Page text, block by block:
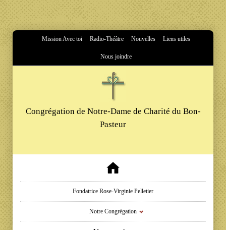
Mission Avec toi Radio-Théâtre Nouvelles Liens utiles
Nous joindre
Congrégation de Notre-Dame de Charité du Bon-
Pasteur
Fondatrice Rose-Virginie Pelletier
Notre Congrégation